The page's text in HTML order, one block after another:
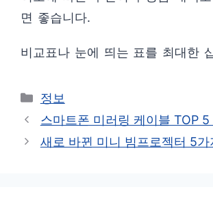
면 좋습니다.
비교표나 눈에 띄는 표를 최대한
카
테
리
정보
스마트폰 미러링 케이블 TOP 5
새로 바뀐 미니 빔프로젝터 5가